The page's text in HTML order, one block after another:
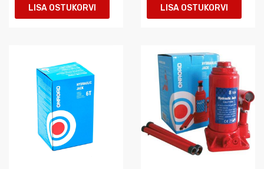
LISA OSTUKORVI LISA OSTUKORVI